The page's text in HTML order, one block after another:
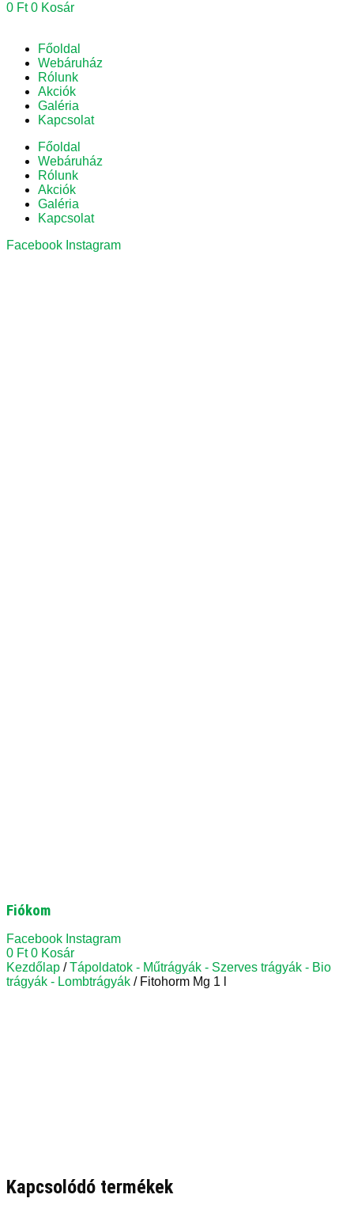
0 Ft 0 Kosár
Főoldal
Webáruház
Rólunk
Akciók
Galéria
Kapcsolat
Főoldal
Webáruház
Rólunk
Akciók
Galéria
Kapcsolat
Facebook Instagram
Fiókom
Facebook Instagram
0 Ft 0 Kosár
Kezdőlap /Tápoldatok - Műtrágyák - Szerves trágyák - Bio
trágyák - Lombtrágyák / Fitohorm Mg 1 l
Kapcsolódó termékek